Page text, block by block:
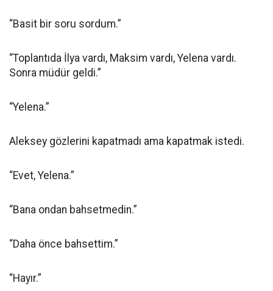
“Basit bir soru sordum.”
“Toplantıda İlya vardı, Maksim vardı, Yelena vardı.
Sonra müdür geldi.”
“Yelena.”
Aleksey gözlerini kapatmadı ama kapatmak istedi.
“Evet, Yelena.”
“Bana ondan bahsetmedin.”
“Daha önce bahsettim.”
“Hayır.”